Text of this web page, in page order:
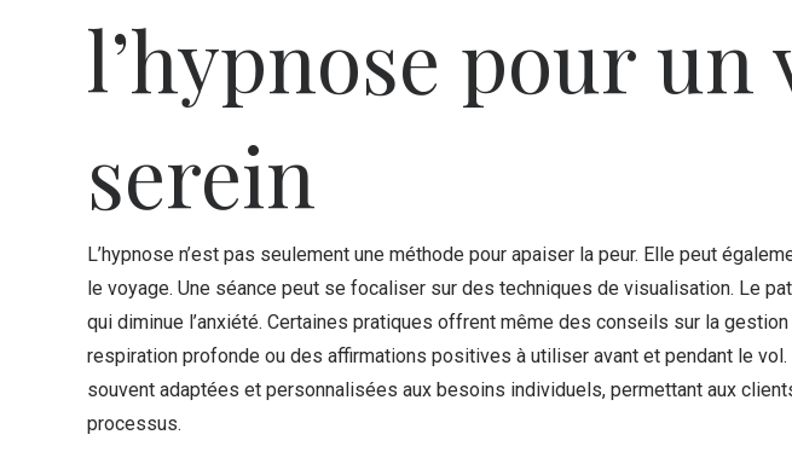
l’hypnose pour un
serein
L’hypnose n’est pas seulement une méthode pour apaiser la peur. Elle peut
le voyage. Une séance peut se focaliser sur des techniques de visualisation. Le
qui diminue l’anxiété. Certaines pratiques offrent même des conseils sur la
respiration profonde ou des affirmations positives à utiliser avant et pendant le vol.
souvent adaptées et personnalisées aux besoins individuels, permettant aux
processus.